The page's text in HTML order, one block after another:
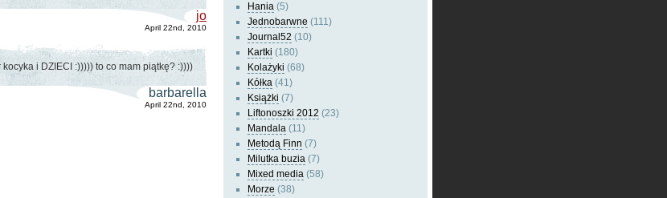
jo
April 22nd, 2010
i DZIECI :))))) to co mam piątkę? :))))
barbarella
April 22nd, 2010
Hania (5)
Jednobarwne (111)
Journal52 (10)
Kartki (180)
Kolażyki (68)
Kółka (41)
Książki (7)
Liftonoszki 2012 (23)
Mandala (11)
Metodą Finn (7)
Milutka buzia (7)
Mixed media (58)
Morze (38)